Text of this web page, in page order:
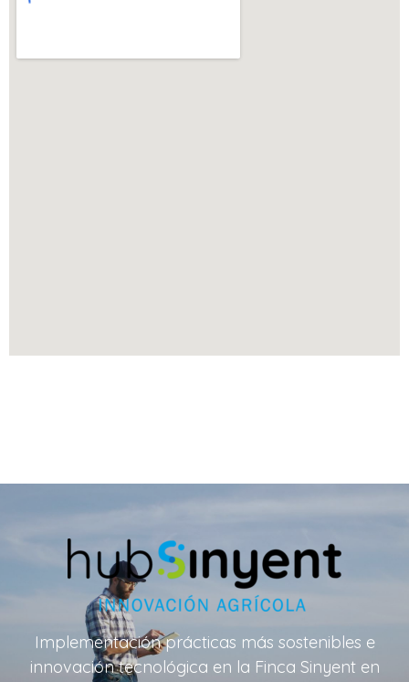
Implementación prácticas más sostenibles e
innovación tecnológica en la Finca Sinyent en